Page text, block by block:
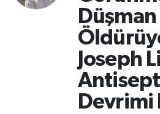
Düşman
Joseph
Devrimi